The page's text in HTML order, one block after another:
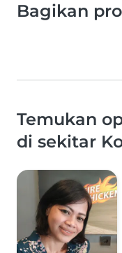
Bagikan
Temukan
di sekitar